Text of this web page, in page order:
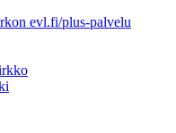
evl.fi/plus-palvelu